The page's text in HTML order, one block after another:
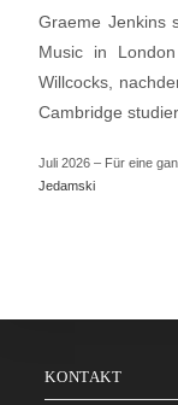
Graeme Jenkins
Music in
Willcocks,
Cambridge
Juli 2026 – Für eine
Jedamski
KONTAKT